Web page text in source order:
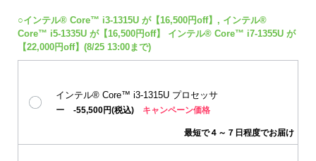
○インテル® Core™ i3-1315U が【16,500円off】, インテル®
Core™ i5-1335U が【16,500円off】 インテル® Core™ i7-1355U が
【22,000円off】(8/25 13:00まで)
最短で４～７日程度でお届け
インテル® Core™ i3-1315U プロセッサ
ー
-55,500円(税込) キャンペーン価格